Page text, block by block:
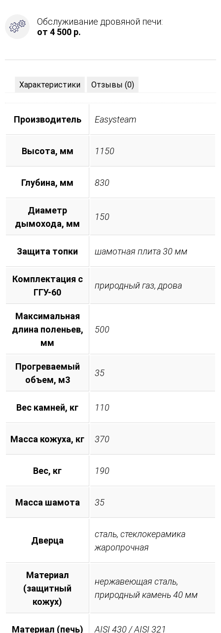
Обслуживание дровяной печи:
от 4 500 р.
Характеристики Отзывы (0)
Производитель Easysteam
Высота, мм 1150
Глубина, мм 830
Диаметр
дымохода, мм
150
Защита топки шамотная плита 30 мм
Комплектация с
ГГУ-60
природный газ, дрова
Максимальная
длина поленьев,
мм
500
Прогреваемый
объем, м3
35
Вес камней, кг 110
Масса кожуха, кг 370
Вес, кг 190
Масса шамота 35
Дверца
сталь, стеклокерамика
жаропрочная
Материал
(защитный
кожух)
нержавеющая сталь,
природный камень 40 мм
Материал (печь) AISI 430 / AISI 321